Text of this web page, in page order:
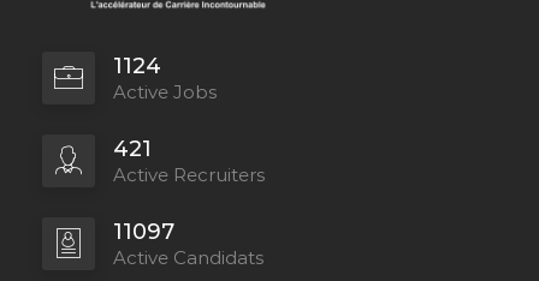
1124
Active Jobs
421
Active Recruiters
11097
Active Candidats